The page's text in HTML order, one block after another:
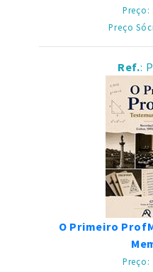
Preço:
Preço
Ref.:
O Primeiro
Preço: